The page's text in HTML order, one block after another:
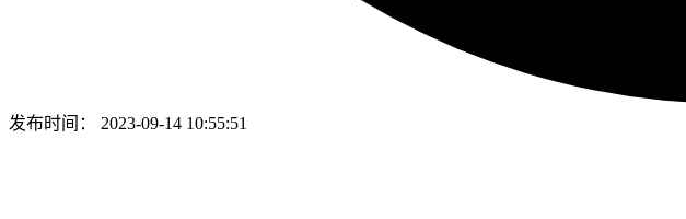
发布时间： 2023-09-14 10:55:51